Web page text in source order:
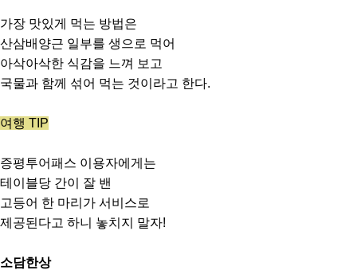
가장 맛있게 먹는 방법은
산삼배양근 일부를 생으로 먹어
아삭아삭한 식감을 느껴 보고
국물과 함께 섞어 먹는 것이라고 한다.
여행 TIP
증평투어패스 이용자에게는
테이블당 간이 잘 밴
고등어 한 마리가 서비스로
제공된다고 하니 놓치지 말자!
소담한상